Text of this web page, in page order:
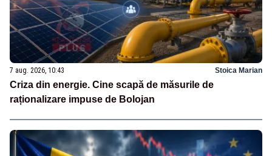
7 aug. 2026, 10:43 Stoica Marian
Criza din energie. Cine scapă de măsurile de
raționalizare impuse de Bolojan